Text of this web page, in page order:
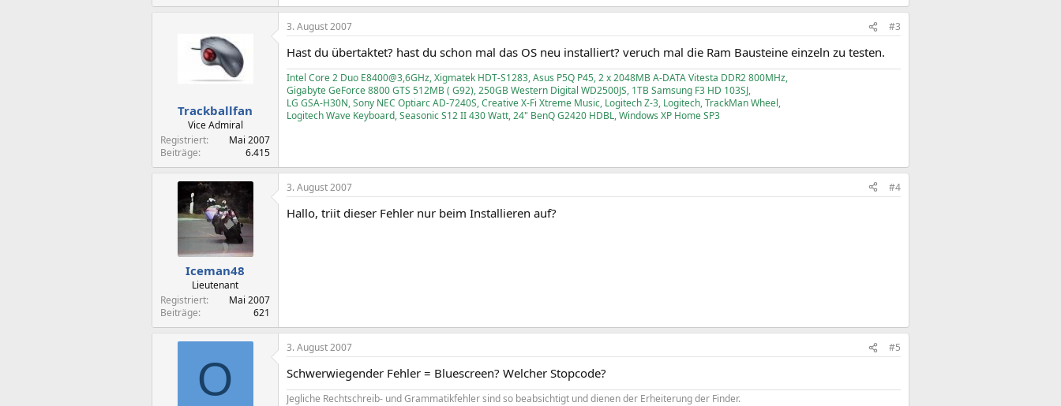
Trackballfan
Vice Admiral
Registriert
Mai 2007
Beiträge
6.415
3. August 2007 #3
Hast du übertaktet? hast du schon mal das OS neu installiert? veruch mal die Ram Bausteine einzeln zu testen.
Intel Core 2 Duo E8400@3,6GHz, Xigmatek HDT-S1283, Asus P5Q P45, 2 x 2048MB A-DATA Vitesta DDR2 800MHz,
Gigabyte GeForce 8800 GTS 512MB ( G92), 250GB Western Digital WD2500JS, 1TB Samsung F3 HD 103SJ,
LG GSA-H30N, Sony NEC Optiarc AD-7240S, Creative X-Fi Xtreme Music, Logitech Z-3, Logitech, TrackMan Wheel,
Logitech Wave Keyboard, Seasonic S12 II 430 Watt, 24" BenQ G2420 HDBL, Windows XP Home SP3
Iceman48
Lieutenant
Registriert
Mai 2007
Beiträge
621
3. August 2007 #4
Hallo, triit dieser Fehler nur beim Installieren auf?
O
3. August 2007 #5
Schwerwiegender Fehler = Bluescreen? Welcher Stopcode?
Jegliche Rechtschreib- und Grammatikfehler sind so beabsichtigt und dienen der Erheiterung der Finder.